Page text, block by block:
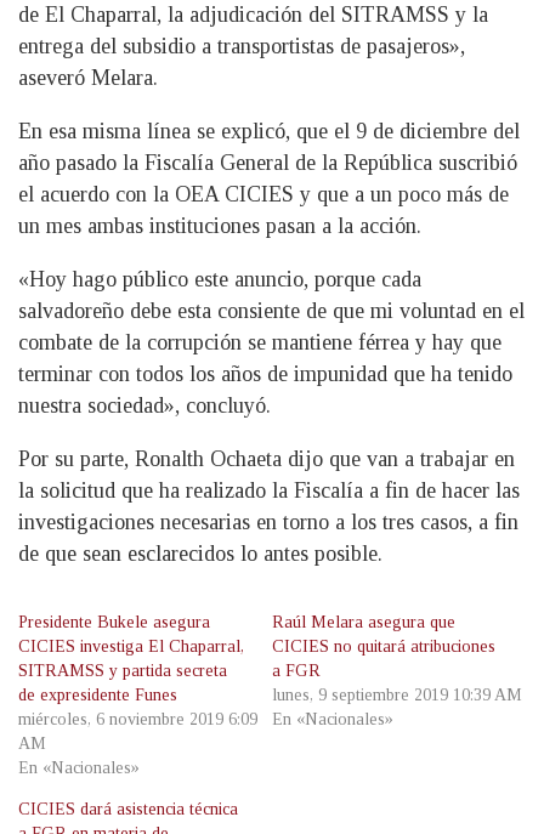
de El Chaparral, la adjudicación del SITRAMSS y la
entrega del subsidio a transportistas de pasajeros»,
aseveró Melara.
En esa misma línea se explicó, que el 9 de diciembre del
año pasado la Fiscalía General de la República suscribió
el acuerdo con la OEA CICIES y que a un poco más de
un mes ambas instituciones pasan a la acción.
«Hoy hago público este anuncio, porque cada
salvadoreño debe esta consiente de que mi voluntad en el
combate de la corrupción se mantiene férrea y hay que
terminar con todos los años de impunidad que ha tenido
nuestra sociedad», concluyó.
Por su parte, Ronalth Ochaeta dijo que van a trabajar en
la solicitud que ha realizado la Fiscalía a fin de hacer las
investigaciones necesarias en torno a los tres casos, a fin
de que sean esclarecidos lo antes posible.
Presidente Bukele asegura
CICIES investiga El Chaparral,
SITRAMSS y partida secreta
de expresidente Funes
miércoles, 6 noviembre 2019 6:09
AM
En «Nacionales»
Raúl Melara asegura que
CICIES no quitará atribuciones
a FGR
lunes, 9 septiembre 2019 10:39 AM
En «Nacionales»
CICIES dará asistencia técnica